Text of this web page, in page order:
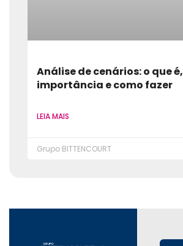
Análise de cenários: o que é,
importância e como fazer
LEIA MAIS
Grupo BITTENCOURT